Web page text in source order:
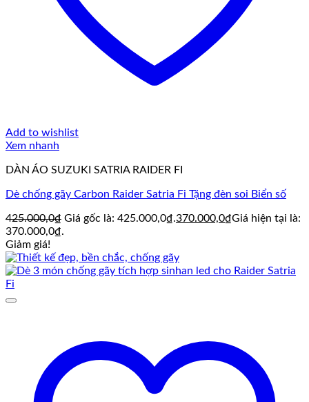
Add to wishlist
Xem nhanh
DÀN ÁO SUZUKI SATRIA RAIDER FI
Dè chống gãy Carbon Raider Satria Fi Tặng đèn soi Biển số
425.000,0₫ Giá gốc là: 425.000,0₫.370.000,0₫Giá hiện tại là:
370.000,0₫.
Giảm giá!